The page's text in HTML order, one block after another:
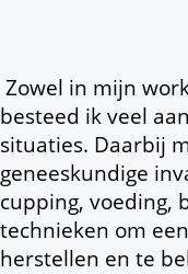
Zowel in mijn
besteed ik veel
situaties. Daarbij
geneeskundige
cupping, voeding,
technieken om
herstellen en te